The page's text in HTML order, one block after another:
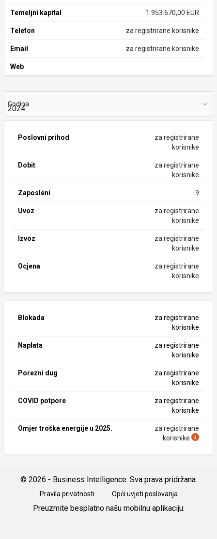
Temeljni kapital 1.953.670,00 EUR
Telefon za registrirane korisnike
Email za registrirane korisnike
Web
Godina
Poslovni prihod
za registrirane
korisnike
Dobit
za registrirane
korisnike
Zaposleni 9
Uvoz
za registrirane
korisnike
Izvoz
za registrirane
korisnike
Ocjena
za registrirane
korisnike
Blokada
za registrirane
korisnike
Naplata
za registrirane
korisnike
Porezni dug
za registrirane
korisnike
COVID potpore
za registrirane
korisnike
Omjer troška energije u 2025.
za registrirane
korisnike
© 2026 - Business Intelligence. Sva prava pridržana.
Pravila privatnosti Opći uvjeti poslovanja
Preuzmite besplatno našu mobilnu aplikaciju: